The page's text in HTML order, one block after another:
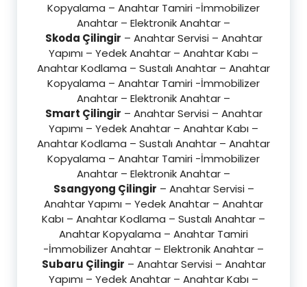
Kopyalama – Anahtar Tamiri -İmmobilizer
Anahtar – Elektronik Anahtar –
Skoda Çilingir – Anahtar Servisi – Anahtar
Yapımı – Yedek Anahtar – Anahtar Kabı –
Anahtar Kodlama – Sustalı Anahtar – Anahtar
Kopyalama – Anahtar Tamiri -İmmobilizer
Anahtar – Elektronik Anahtar –
Smart Çilingir – Anahtar Servisi – Anahtar
Yapımı – Yedek Anahtar – Anahtar Kabı –
Anahtar Kodlama – Sustalı Anahtar – Anahtar
Kopyalama – Anahtar Tamiri -İmmobilizer
Anahtar – Elektronik Anahtar –
Ssangyong Çilingir – Anahtar Servisi –
Anahtar Yapımı – Yedek Anahtar – Anahtar
Kabı – Anahtar Kodlama – Sustalı Anahtar –
Anahtar Kopyalama – Anahtar Tamiri
-İmmobilizer Anahtar – Elektronik Anahtar –
Subaru Çilingir – Anahtar Servisi – Anahtar
Yapımı – Yedek Anahtar – Anahtar Kabı –